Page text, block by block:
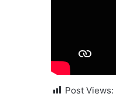
Post Views: